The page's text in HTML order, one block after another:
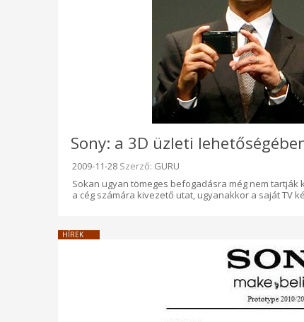
Sony: a 3D üzleti
Beküldve:
2009-11-28 Szerző: GURU
Sokan ugyan tömeges befogadásra még nem tartják
a cég számára kivezető utat, ugyanakkor a saját TV
HÍREK